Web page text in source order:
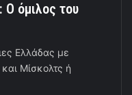
Ο όμιλος του
Ελλάδας με
Μίσκολτς ή